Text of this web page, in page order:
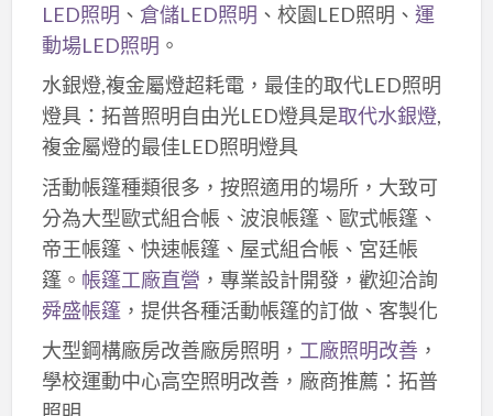
LED照明 、 倉儲LED照明 、校園LED照明、 運
動場LED照明 。
水銀燈,複金屬燈超耗電，最佳的取代LED照明
燈具：拓普照明自由光LED燈具是取代水銀燈,
複金屬燈的最佳LED照明燈具
活動帳篷種類很多，按照適用的場所，大致可
分為大型歐式組合帳、波浪帳篷、歐式帳篷、
帝王帳篷、快速帳篷、屋式組合帳、宮廷帳
篷。 帳篷工廠直營 ，專業設計開發，歡迎洽詢
舜盛帳篷，提供各種活動帳篷的訂做、客製化
大型鋼構廠房改善廠房照明， 工廠照明改善，
學校運動中心高空照明改善，廠商推薦：拓普